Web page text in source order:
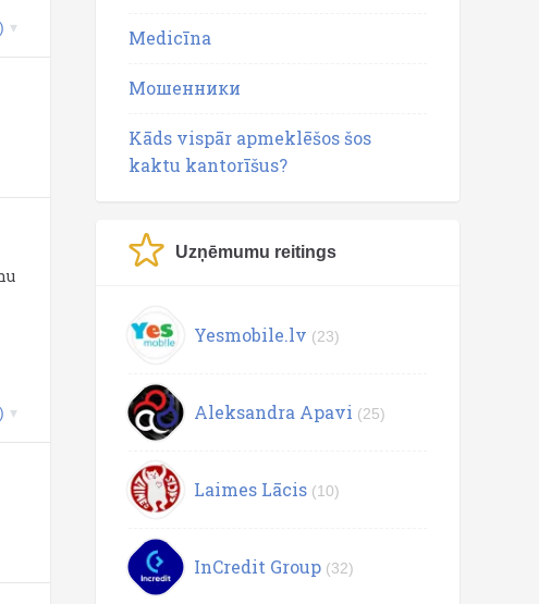
Medicīna
Мошенники
Kāds vispār apmeklēšos šos
kaktu kantorīšus?
Uzņēmumu reitings
Yesmobile.lv (23)
Aleksandra Apavi (25)
Laimes Lācis (10)
InCredit Group (32)